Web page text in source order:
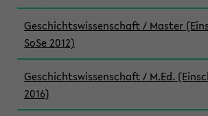
Geschichtswissenschaft / Master
SoSe 2012)
Geschichtswissenschaft / M.Ed.
2016)